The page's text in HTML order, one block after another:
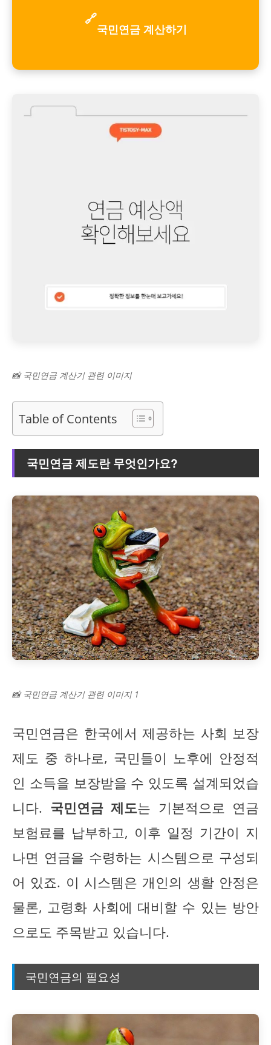
🔗
국민연금 계산하기
📸 국민연금 계산기 관련 이미지
Table of Contents
국민연금 제도란 무엇인가요?
📸 국민연금 계산기 관련 이미지 1
국민연금은 한국에서 제공하는 사회 보장
제도 중 하나로, 국민들이 노후에 안정적
인 소득을 보장받을 수 있도록 설계되었습
니다. 국민연금 제도는 기본적으로 연금
보험료를 납부하고, 이후 일정 기간이 지
나면 연금을 수령하는 시스템으로 구성되
어 있죠. 이 시스템은 개인의 생활 안정은
물론, 고령화 사회에 대비할 수 있는 방안
으로도 주목받고 있습니다.
국민연금의 필요성